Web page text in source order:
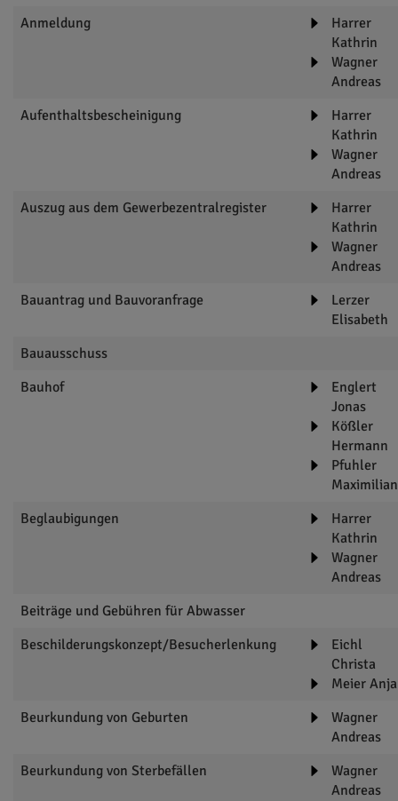
Anmeldung
Harrer
Kathrin
Wagner
Andreas
Aufenthaltsbescheinigung
Harrer
Kathrin
Wagner
Andreas
Auszug aus dem Gewerbezentralregister
Harrer
Kathrin
Wagner
Andreas
Bauantrag und Bauvoranfrage
Lerzer
Elisabeth
Bauausschuss
Bauhof
Englert
Jonas
Kößler
Hermann
Pfuhler
Maximilian
Beglaubigungen
Harrer
Kathrin
Wagner
Andreas
Beiträge und Gebühren für Abwasser
Beschilderungskonzept/Besucherlenkung
Eichl
Christa
Meier Anja
Beurkundung von Geburten
Wagner
Andreas
Beurkundung von Sterbefällen
Wagner
Andreas